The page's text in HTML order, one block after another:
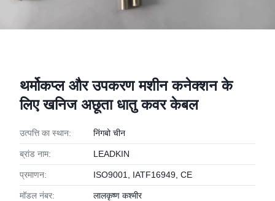
थर्मोकप्ल और उपकरण मशीन कनेक्शन के
लिए खनिज अछूता धातु कवर केबल
उत्पत्ति का स्थान: निंगबो चीन
ब्रांड नाम: LEADKIN
प्रमाणन: ISO9001, IATF16949, CE
मॉडल नंबर: लालकृष्ण कश्मीर